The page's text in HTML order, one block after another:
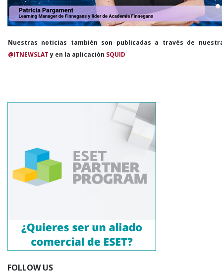
Nuestras noticias también son publicadas a través de
@ITNEWSLATy en la aplicación SQUID
FOLLOW US